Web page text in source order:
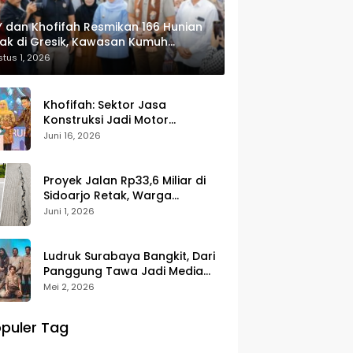
dan Khofifah Resmikan 166 Hunian
di Gresik, Kawasan Kumuh
Jadi Lingkungan ASRI
1, 2026
Khofifah: Sektor Jasa
Konstruksi Jadi Motor
Pertumbuhan Ekonomi dan
Juni 16, 2026
Proyek Jalan Rp33,6 Miliar di
Sidoarjo Retak, Warga
Pertanyakan Kualitas
Juni 1, 2026
Ludruk Surabaya Bangkit, Dari
Panggung Tawa Jadi Media
Kritik Sosial
Mei 2, 2026
Tag